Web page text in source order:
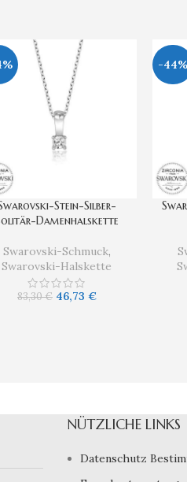
Stein-Silber-
Damenhalskette
Swarovski-Schmuck,
Swarovski-Halskette
83,30€ 46,73 €
-44%
NÜTZLICHE LINKS
Datenschutz